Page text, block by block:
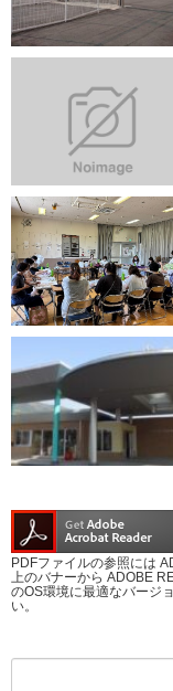
PDFファイルの参照には
上のバナーから ADOBE
のOS環境に最適なバージ
い。